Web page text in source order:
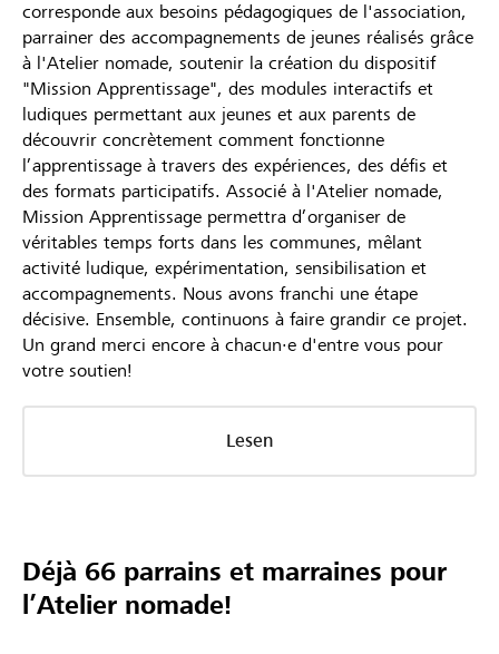
corresponde aux besoins pédagogiques de l'association,
parrainer des accompagnements de jeunes réalisés grâce
à l'Atelier nomade, soutenir la création du dispositif
"Mission Apprentissage", des modules interactifs et
ludiques permettant aux jeunes et aux parents de
découvrir concrètement comment fonctionne
l’apprentissage à travers des expériences, des défis et
des formats participatifs. Associé à l'Atelier nomade,
Mission Apprentissage permettra d’organiser de
véritables temps forts dans les communes, mêlant
activité ludique, expérimentation, sensibilisation et
accompagnements. Nous avons franchi une étape
décisive. Ensemble, continuons à faire grandir ce projet.
Un grand merci encore à chacun·e d'entre vous pour
votre soutien!
Lesen
Déjà 66 parrains et marraines pour
l’Atelier nomade!